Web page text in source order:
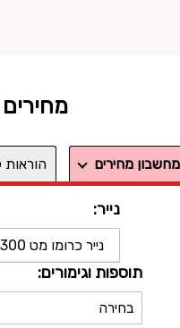
מחירים
מחשבון מחירים הוראות
נייר:
נייר כרומו מט 300 גרם
תוספות וגימורים:
בחירה